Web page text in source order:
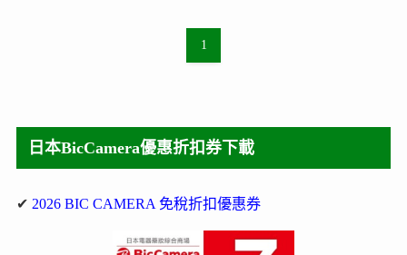
1
日本BicCamera優惠折扣券下載
✔ 2026 BIC CAMERA 免稅折扣優惠券